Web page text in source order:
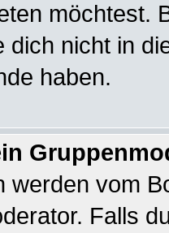
möchtest.
dich nicht in
haben.
werden vom
Falls